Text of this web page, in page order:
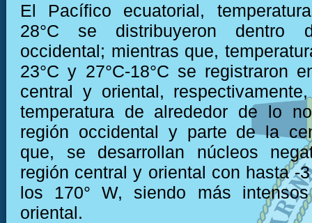
El Pacífico ecuatorial,
28°C se distribuyeron dentro
occidental; mientras que,
23°C y 27°C-18°C se registraron
central y oriental,
temperatura de alrededor de lo
región occidental y parte de la
que, se desarrollan núcleos
región central y oriental con hasta -
los 170° W, siendo más
oriental.